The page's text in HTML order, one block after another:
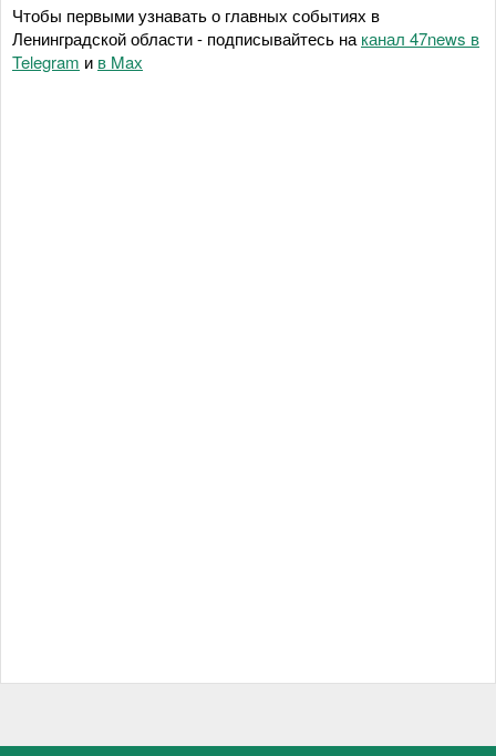
Чтобы первыми узнавать о главных событиях в
Ленинградской области - подписывайтесь на канал 47news в
Telegram и в Maх